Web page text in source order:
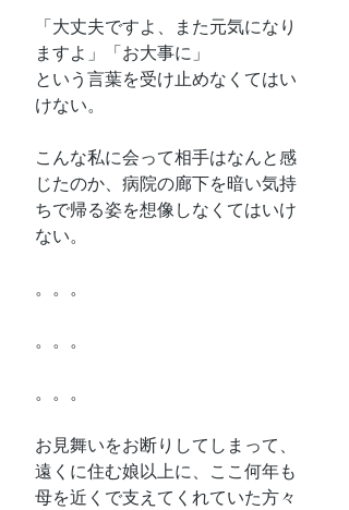
「大丈夫ですよ、また元気になり
ますよ」「お大事に」
という言葉を受け止めなくてはい
けない。
こんな私に会って相手はなんと感
じたのか、病院の廊下を暗い気持
ちで帰る姿を想像しなくてはいけ
ない。
。。。
。。。
。。。
お見舞いをお断りしてしまって、
遠くに住む娘以上に、ここ何年も
母を近くで支えてくれていた方々